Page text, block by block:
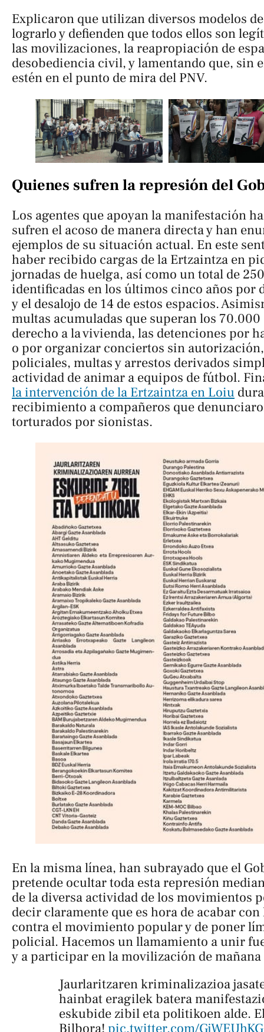
Explicaron que utilizan diversos modelos
lograrlo y defienden que todos ellos son
las movilizaciones, la reapropiación de
desobediencia civil, y lamentando que, sin
estén en el punto de mira del PNV.
Quienes sufren la represión del
Los agentes que apoyan la manifestación
sufren el acoso de manera directa y han
ejemplos de su situación actual. En este
haber recibido cargas de la Ertzaintza en
jornadas de huelga, así como un total de
identificadas en los últimos cinco años por
y el desalojo de 14 de estos espacios.
multas acumuladas que superan los
derecho a la vivienda, las detenciones por
o por organizar conciertos sin
policiales, multas y arrestos derivados
actividad de animar a equipos de fútbol.
la intervención de la Ertzaintza en Loiu
recibimiento a compañeros que
torturados por sionistas.
En la misma línea, han subrayado que el
pretende ocultar toda esta represión
de la diversa actividad de los movimientos
decir claramente que es hora de acabar
contra el movimiento popular y de poner
policial. Hacemos un llamamiento a unir
y a participar en la movilización de mañana
Jaurlaritzaren kriminalizazioa
hainbat eragilek batera
eskubide zibil eta politikoen alde.
Bilbora! pic.twitter.com/